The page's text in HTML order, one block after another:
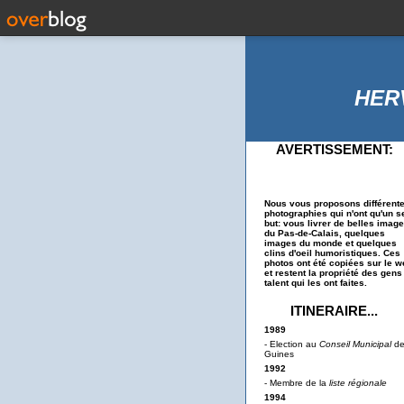
AVERTISSEMENT:
Nous vous proposons
photographies qui n'ont qu'un
but: vous livrer de belles
du Pas-de-Calais, quelques
images du monde et quelques
clins d'oeil humoristiques. Ces
photos ont été copiées sur le
et restent la propriété des gens
talent qui les ont faites.
ITINERAIRE...
1989
- Election au Conseil Municipalde
Guines
1992
- Membre de la liste régionale
1994